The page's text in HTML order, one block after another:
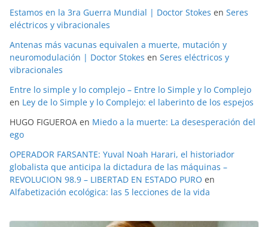
Estamos en la 3ra Guerra Mundial | Doctor Stokes en Seres
eléctricos y vibracionales
Antenas más vacunas equivalen a muerte, mutación y
neuromodulación | Doctor Stokes en Seres eléctricos y
vibracionales
Entre lo simple y lo complejo – Entre lo Simple y lo Complejo
en Ley de lo Simple y lo Complejo: el laberinto de los espejos
HUGO FIGUEROA en Miedo a la muerte: La desesperación del
ego
OPERADOR FARSANTE: Yuval Noah Harari, el historiador
globalista que anticipa la dictadura de las máquinas –
REVOLUCION 98.9 – LIBERTAD EN ESTADO PURO en
Alfabetización ecológica: las 5 lecciones de la vida